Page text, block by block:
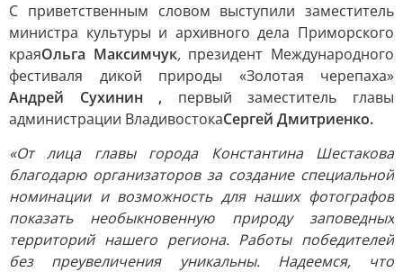
С приветственным словом выступили заместитель
министра культуры и архивного дела Приморского
краяОльга Максимчук,президент Международного
фестиваля дикой природы «Золотая черепаха»
Андрей Сухинин , первый заместитель главы
администрации ВладивостокаСергей Дмитриенко.
«От лица главы города Константина Шестакова
благодарю организаторов за создание специальной
номинации и возможность для наших фотографов
показать необыкновенную природу заповедных
территорий нашего региона. Работы победителей
без преувеличения уникальны. Надеемся, что